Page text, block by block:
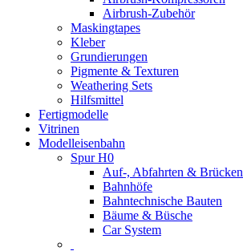
Airbrush-Zubehör
Maskingtapes
Kleber
Grundierungen
Pigmente & Texturen
Weathering Sets
Hilfsmittel
Fertigmodelle
Vitrinen
Modelleisenbahn
Spur H0
Auf-, Abfahrten & Brücken
Bahnhöfe
Bahntechnische Bauten
Bäume & Büsche
Car System